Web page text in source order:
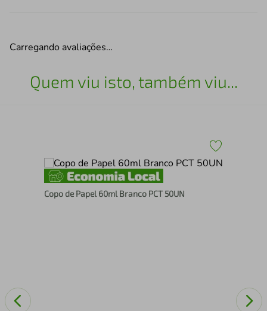
Carregando avaliações…
Quem viu isto, também viu...
Copo de Papel 60ml Branco PCT 50UN